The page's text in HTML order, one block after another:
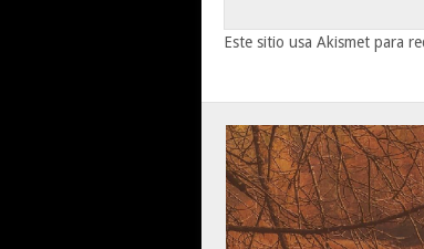
Este sitio usa Akismet para